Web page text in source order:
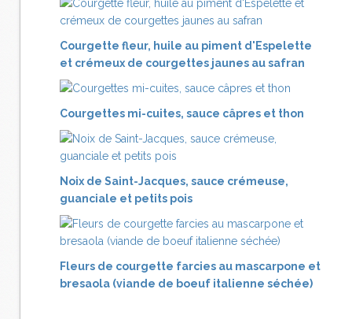
Courgette fleur, huile au piment d'Espelette
et crémeux de courgettes jaunes au safran
Courgettes mi-cuites, sauce câpres et thon
Noix de Saint-Jacques, sauce crémeuse,
guanciale et petits pois
Fleurs de courgette farcies au mascarpone et
bresaola (viande de boeuf italienne séchée)